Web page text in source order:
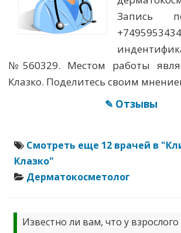
Запись
№560329. Местом работы
Клазко. Поделитесь своим
✎ Отзывы
Смотреть еще 12 врачей в
Клазко"
Дерматокосметолог
Известно ли вам, что у